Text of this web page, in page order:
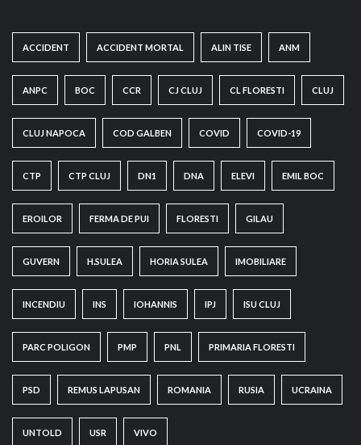
ACCIDENT ACCIDENT MORTAL ALIN TISE ANM
ANPC BOC CCR CJ CLUJ CL FLORESTI CLUJ
CLUJ NAPOCA COD GALBEN COVID COVID-19
CTP CTP CLUJ DN1 DNA ELEVI EMIL BOC
EROILOR FERMA DE PUI FLORESTI GILAU
GUVERN H.SULEA HORIA SULEA IMOBILIARE
INCENDIU INS IOHANNIS IPJ ISU CLUJ
PARC POLIGON PMP PNL PRIMARIA FLORESTI
PSD REMUS LAPUSAN ROMANIA RUSIA UCRAINA
UNTOLD USR VIVO